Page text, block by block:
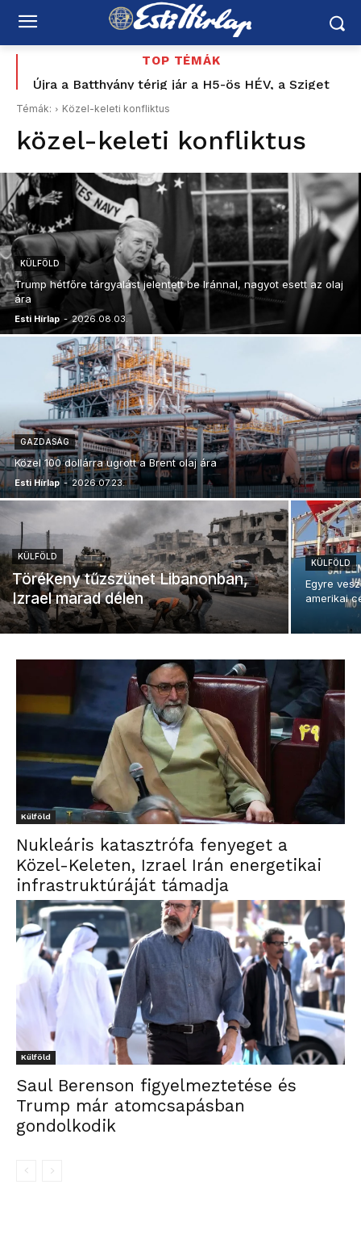
TOP TÉMÁK
Újra a Batthyány térig jár a H5-ös HÉV, a Sziget
miatt sűrűbben közlekedik
Újabb két embert fogtak el az ingatlanmaffia
Témák: Közel-keleti konfliktus
közel-keleti konfliktus
KÜLFÖLD
Trump hétfőre tárgyalást jelentett be Iránnal, nagyot esett az olaj
ára
Esti Hírlap - 2026.08.03.
GAZDASÁG
Közel 100 dollárra ugrott a Brent olaj ára
Esti Hírlap - 2026.07.23.
KÜLFÖLD
Törékeny tűzszünet Libanonban,
Izrael marad délen
KÜLFÖLD
Egyre
amerikai
Külföld
Nukleáris katasztrófa fenyeget a
Közel-Keleten, Izrael Irán energetikai
infrastruktúráját támadja
Külföld
Saul Berenson figyelmeztetése és
Trump már atomcsapásban
gondolkodik